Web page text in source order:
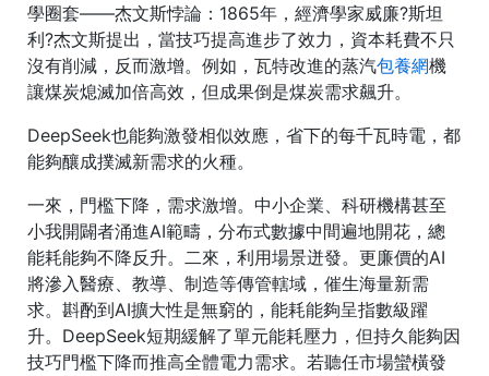
學圈套――杰文斯悖論：1865年，經濟學家威廉?斯坦
利?杰文斯提出，當技巧提高進步了效力，資本耗費不只
沒有削減，反而激增。例如，瓦特改進的蒸汽包養網機
讓煤炭熄滅加倍高效，但成果倒是煤炭需求飆升。
DeepSeek也能夠激發相似效應，省下的每千瓦時電，都
能夠釀成撲滅新需求的火種。
一來，門檻下降，需求激增。中小企業、科研機構甚至
小我開闢者涌進AI範疇，分布式數據中間遍地開花，總
能耗能夠不降反升。二來，利用場景迸發。更廉價的AI
將滲入醫療、教導、制造等傳管轄域，催生海量新需
求。斟酌到AI擴大性是無窮的，能耗能夠呈指數級躍
升。DeepSeek短期緩解了單元能耗壓力，但持久能夠因
技巧門檻下降而推高全體電力需求。若聽任市場蠻橫發